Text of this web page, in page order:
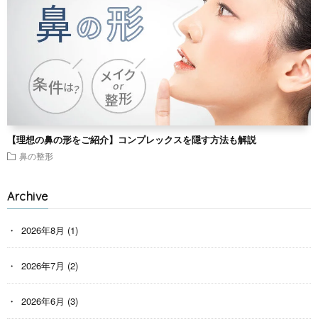
【理想の鼻の形をご紹介】コンプレックスを隠す方法も解説
鼻の整形
Archive
2026年8月 (1)
2026年7月 (2)
2026年6月 (3)